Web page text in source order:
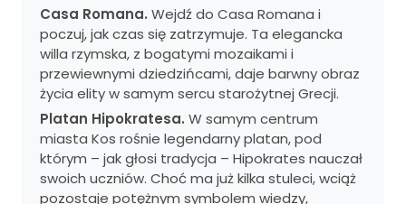
Casa Romana. Wejdź do Casa Romana i
poczuj, jak czas się zatrzymuje. Ta elegancka
willa rzymska, z bogatymi mozaikami i
przewiewnymi dziedzińcami, daje barwny obraz
życia elity w samym sercu starożytnej Grecji.
Platan Hipokratesa. W samym centrum
miasta Kos rośnie legendarny platan, pod
którym – jak głosi tradycja – Hipokrates nauczał
swoich uczniów. Choć ma już kilka stuleci, wciąż
pozostaje potężnym symbolem wiedzy,